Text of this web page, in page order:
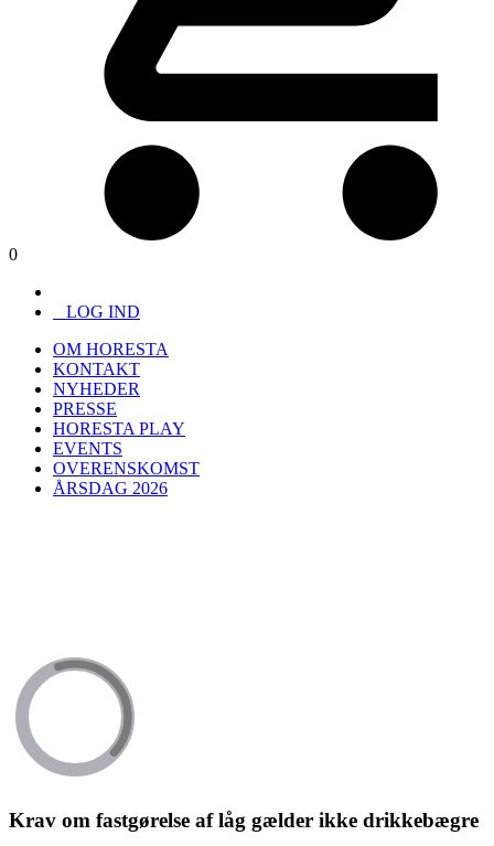
0
LOG IND
OM HORESTA
KONTAKT
NYHEDER
PRESSE
HORESTA PLAY
EVENTS
OVERENSKOMST
ÅRSDAG 2026
Krav om fastgørelse af låg gælder ikke drikkebægre